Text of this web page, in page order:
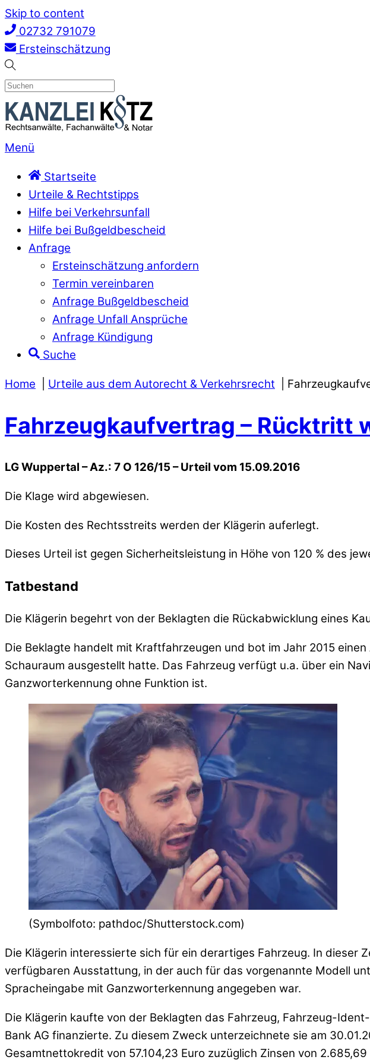
Skip to content
02732 791079
Ersteinschätzung
Menü
Startseite
Urteile & Rechtstipps
Hilfe bei Verkehrsunfall
Hilfe bei Bußgeldbescheid
Anfrage
Ersteinschätzung anfordern
Termin vereinbaren
Anfrage Bußgeldbescheid
Anfrage Unfall Ansprüche
Anfrage Kündigung
Suche
Home Urteile aus dem Autorecht & Verkehrsrecht
Fahrzeugkaufvertrag – Rücktritt
LG Wuppertal – Az.: 7 O 126/15 – Urteil vom 15.09.2016
Die Klage wird abgewiesen.
Die Kosten des Rechtsstreits werden der Klägerin auferlegt.
Dieses Urteil ist gegen Sicherheitsleistung in Höhe von 120 % des
Tatbestand
Die Klägerin begehrt von der Beklagten die Rückabwicklung eines
Die Beklagte handelt mit Kraftfahrzeugen und bot im Jahr 2015
Schauraum ausgestellt hatte. Das Fahrzeug verfügt u.a. über ein
Ganzworterkennung ohne Funktion ist.
(Symbolfoto: pathdoc/Shutterstock.com)
Die Klägerin interessierte sich für ein derartiges Fahrzeug. In dieser
verfügbaren Ausstattung, in der auch für das vorgenannte Modell
Spracheingabe mit Ganzworterkennung angegeben war.
Die Klägerin kaufte von der Beklagten das Fahrzeug, Fahrzeug-
Bank AG finanzierte. Zu diesem Zweck unterzeichnete sie am
Gesamtnettokredit von 57.104,23 Euro zuzüglich Zinsen von